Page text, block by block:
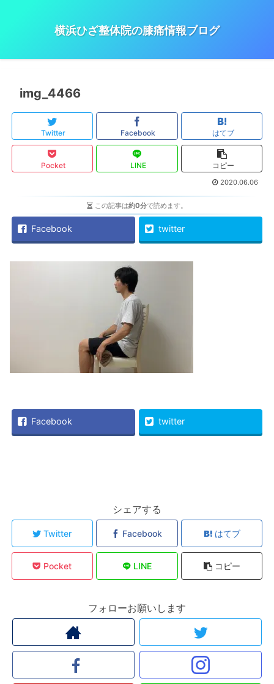
横浜ひざ整体院の膝痛情報ブログ
img_4466
Twitter Facebook はてブ
Pocket LINE コピー
2020.06.06
この記事は約0分で読めます。
Facebook twitter
Facebook twitter
シェアする
Twitter Facebook はてブ
Pocket LINE コピー
フォローお願いします